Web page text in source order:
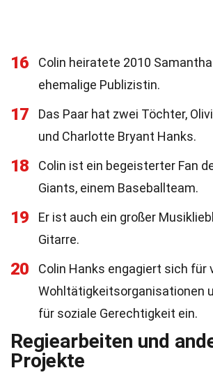
16
Colin heiratete 2010
ehemalige Publizistin.
17
Das Paar hat zwei Töchter,
und Charlotte Bryant Hanks.
18
Colin ist ein begeisterter Fan
Giants, einem Baseballteam.
19
Er ist auch ein großer
Gitarre.
20
Colin Hanks engagiert sich für
Wohltätigkeitsorganisationen
für soziale Gerechtigkeit ein.
Regiearbeiten und
Projekte